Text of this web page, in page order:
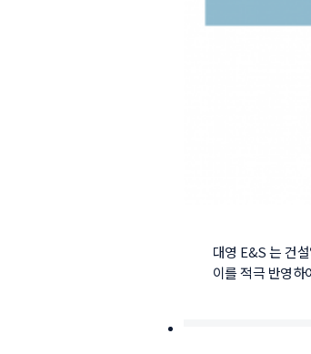
대영 E&S 는 건
이를 적극 반영하